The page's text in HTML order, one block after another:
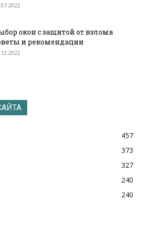
окон с защитой от взлома
и рекомендации
457
373
327
240
240